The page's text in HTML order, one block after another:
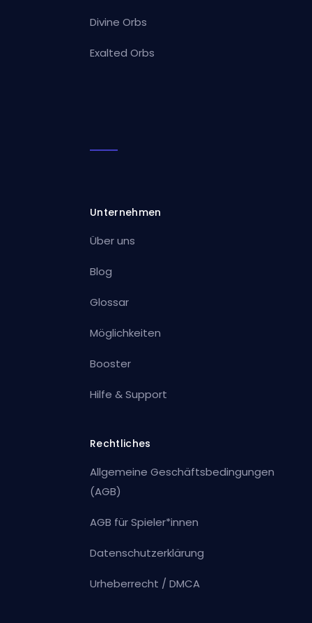
Divine Orbs
Exalted Orbs
Unternehmen
Über uns
Blog
Glossar
Möglichkeiten
Booster
Hilfe & Support
Rechtliches
Allgemeine Geschäftsbedingungen
(AGB)
AGB für Spieler*innen
Datenschutzerklärung
Urheberrecht / DMCA